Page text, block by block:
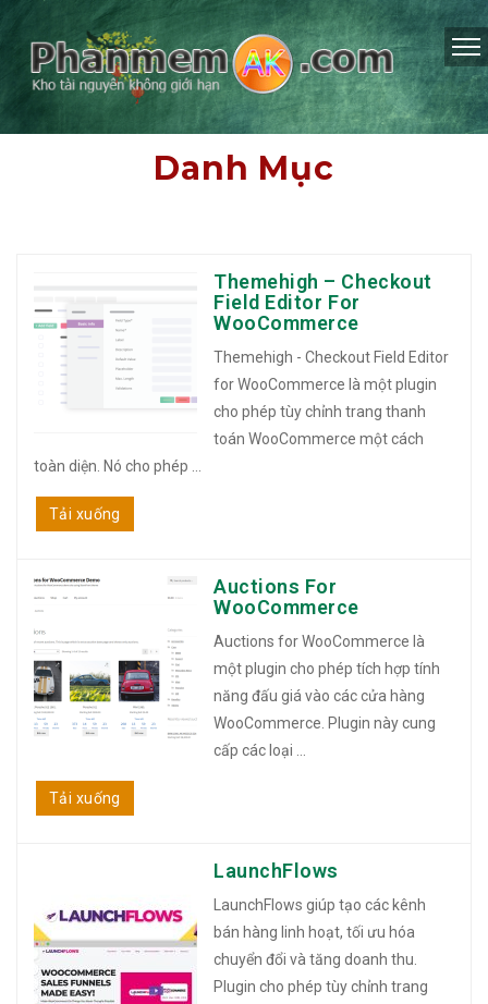
Danh Mục
Themehigh – Checkout
Field Editor For
WooCommerce
Themehigh - Checkout Field Editor
for WooCommerce là một plugin
cho phép tùy chỉnh trang thanh
toán WooCommerce một cách
toàn diện. Nó cho phép ...
Tải xuống
Auctions For
WooCommerce
Auctions for WooCommerce là
một plugin cho phép tích hợp tính
năng đấu giá vào các cửa hàng
WooCommerce. Plugin này cung
cấp các loại ...
Tải xuống
LaunchFlows
LaunchFlows giúp tạo các kênh
bán hàng linh hoạt, tối ưu hóa
chuyển đổi và tăng doanh thu.
Plugin cho phép tùy chỉnh trang